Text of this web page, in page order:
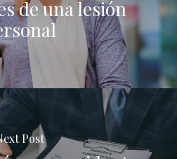
de una lesión
Post